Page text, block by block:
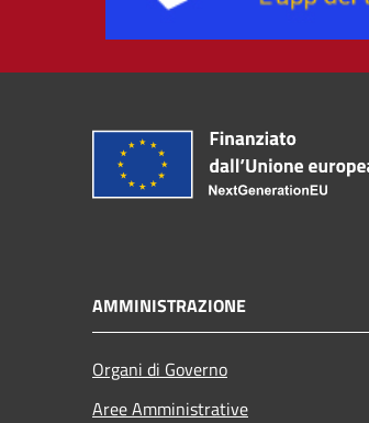
AMMINISTRAZIONE
Organi di Governo
Aree Amministrative